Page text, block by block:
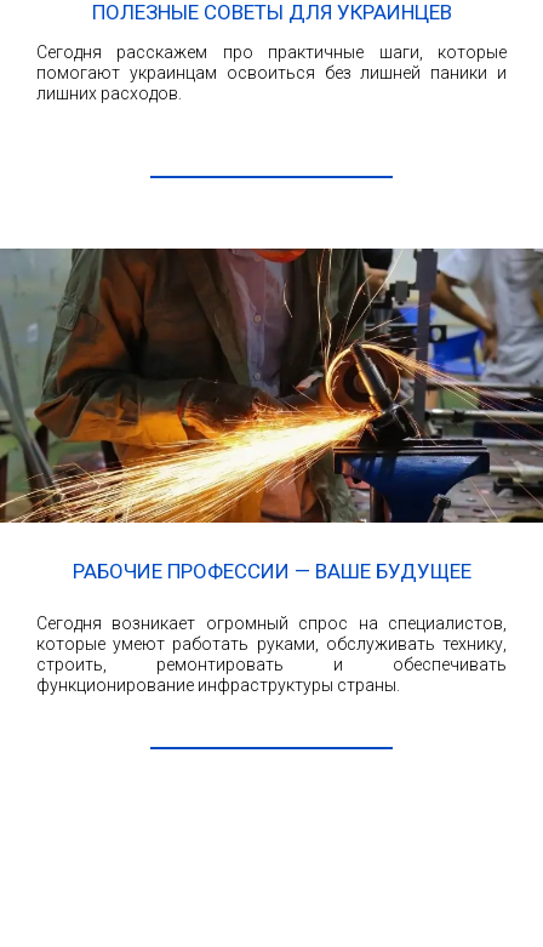
ПОЛЕЗНЫЕ СОВЕТЫ ДЛЯ УКРАИНЦЕВ
Сегодня расскажем про практичные шаги, которые
помогают украинцам освоиться без лишней паники и
лишних расходов.
РАБОЧИЕ ПРОФЕССИИ — ВАШЕ БУДУЩЕЕ
Сегодня возникает огромный спрос на специалистов,
которые умеют работать руками, обслуживать технику,
строить, ремонтировать и обеспечивать
функционирование инфраструктуры страны.